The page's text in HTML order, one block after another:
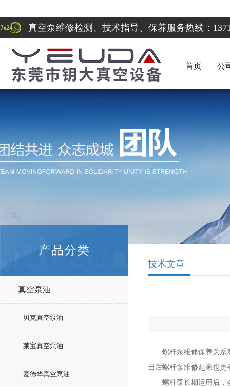
真空泵维修检测、技术指导、保养服务热线：
首页 公
产品分类
真空泵油
贝克真空泵油
莱宝真空泵油
爱德华真空泵油
技术文章
螺杆泵维修保养关系着
日后螺杆泵维修起来也更
螺杆泵长期运用后，会